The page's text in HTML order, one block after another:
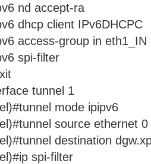
nd accept-ra
dhcp client IPv6DHCPC
access-group in eth1_IN
spi-filter
tunnel 1
mode ipipv6
source ethernet 0
destination
spi-filter